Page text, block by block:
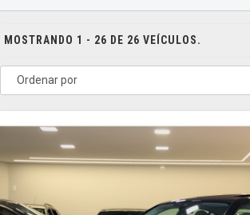
MOSTRANDO 1 - 26 DE 26 VEÍCULOS.
Ordenar por